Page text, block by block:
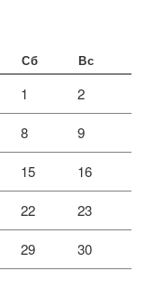
Сб Вс
1 2
8 9
15 16
22 23
29 30